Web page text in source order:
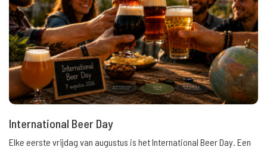
International Beer Day
Elke eerste vrijdag van augustus is het International Beer Day. Een